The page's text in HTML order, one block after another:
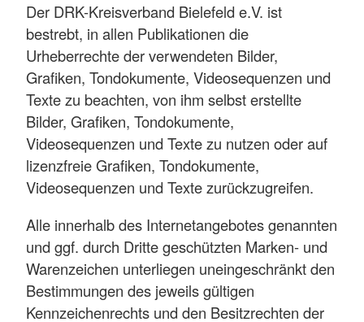
Der DRK-Kreisverband Bielefeld e.V. ist
bestrebt, in allen Publikationen die
Urheberrechte der verwendeten Bilder,
Grafiken, Tondokumente, Videosequenzen und
Texte zu beachten, von ihm selbst erstellte
Bilder, Grafiken, Tondokumente,
Videosequenzen und Texte zu nutzen oder auf
lizenzfreie Grafiken, Tondokumente,
Videosequenzen und Texte zurückzugreifen.
Alle innerhalb des Internetangebotes genannten
und ggf. durch Dritte geschützten Marken- und
Warenzeichen unterliegen uneingeschränkt den
Bestimmungen des jeweils gültigen
Kennzeichenrechts und den Besitzrechten der